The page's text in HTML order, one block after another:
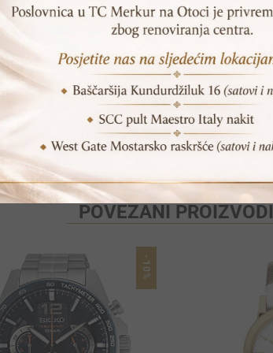
Print Pošalji prijatelju
POVEZANI PROIZVODI
-10%